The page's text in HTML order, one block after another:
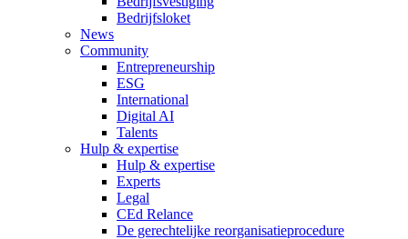
Bedrijfsloket
News
Community
Entrepreneurship
ESG
International
Digital AI
Talents
Hulp & expertise
Hulp & expertise
Experts
Legal
CEd Relance
De gerechtelijke reorganisatieprocedure